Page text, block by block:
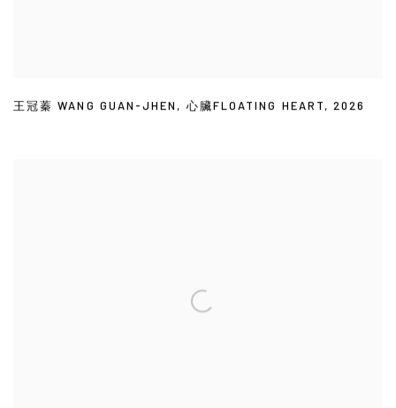
王冠蓁 WANG GUAN-JHEN , 心臟FLOATING HEART,2026